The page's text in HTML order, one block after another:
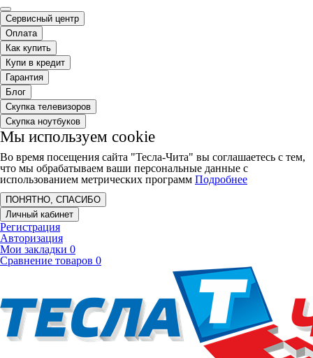
Сервисный центр
Оплата
Как купить
Купи в кредит
Гарантия
Блог
Скупка телевизоров
Скупка ноутбуков
Мы используем cookie
Во время посещения сайта "Тесла-Чита" вы соглашаетесь с тем,
что мы обрабатываем ваши персональные данные с
использованием метрических программ Подробнее
ПОНЯТНО, СПАСИБО
Личный кабинет
Регистрация
Авторизация
Мои закладки 0
Сравнение товаров 0